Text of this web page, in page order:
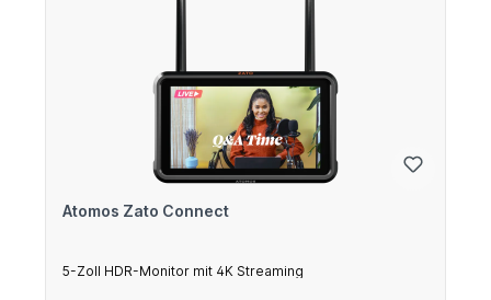
Atomos Zato Connect
5-Zoll HDR-Monitor mit 4K Streaming